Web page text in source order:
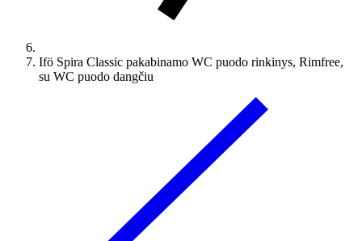
Ifö Spira Classic pakabinamo WC puodo rinkinys, Rimfree,
su WC puodo dangčiu